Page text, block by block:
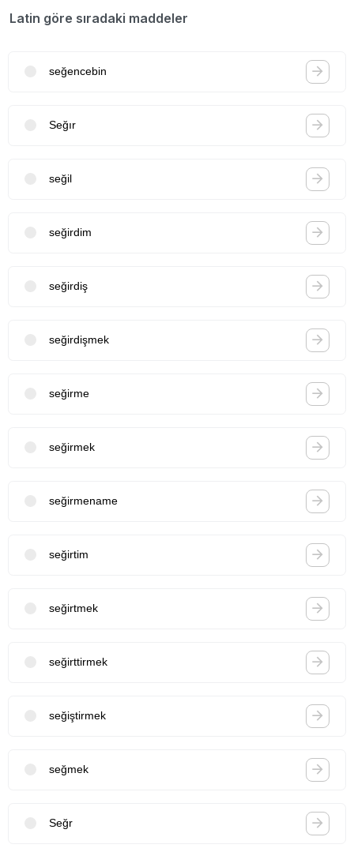
Latin göre sıradaki maddeler
seğencebin
Seğır
seğil
seğirdim
seğirdiş
seğirdişmek
seğirme
seğirmek
seğirmename
seğirtim
seğirtmek
seğirttirmek
seğiştirmek
seğmek
Seğr